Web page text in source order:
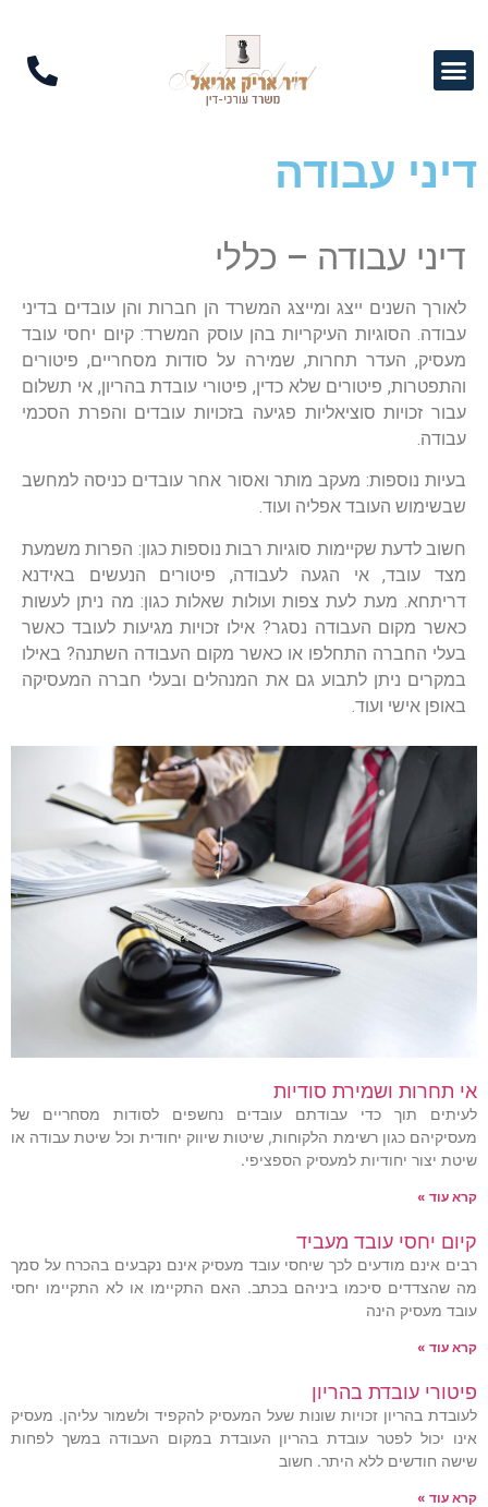
דיני עבודה
דיני עבודה – כללי
לאורך השנים ייצג ומייצג המשרד הן חברות והן עובדים בדיני
עבודה. הסוגיות העיקריות בהן עוסק המשרד: קיום יחסי עובד
מעסיק, העדר תחרות, שמירה על סודות מסחריים, פיטורים
והתפטרות, פיטורים שלא כדין, פיטורי עובדת בהריון, אי תשלום
עבור זכויות סוציאליות פגיעה בזכויות עובדים והפרת הסכמי
עבודה.
בעיות נוספות: מעקב מותר ואסור אחר עובדים כניסה למחשב
שבשימוש העובד אפליה ועוד.
חשוב לדעת שקיימות סוגיות רבות נוספות כגון: הפרות משמעת
מצד עובד, אי הגעה לעבודה, פיטורים הנעשים באידנא
דריתחא. מעת לעת צפות ועולות שאלות כגון: מה ניתן לעשות
כאשר מקום העבודה נסגר? אילו זכויות מגיעות לעובד כאשר
בעלי החברה התחלפו או כאשר מקום העבודה השתנה? באילו
במקרים ניתן לתבוע גם את המנהלים ובעלי חברה המעסיקה
באופן אישי ועוד.
אי תחרות ושמירת סודיות
לעיתים תוך כדי עבודתם עובדים נחשפים לסודות מסחריים של
מעסיקיהם כגון רשימת הלקוחות, שיטות שיווק יחודית וכל שיטת עבודה או
שיטת יצור יחודיות למעסיק הספציפי.
קרא עוד »
קיום יחסי עובד מעביד
רבים אינם מודעים לכך שיחסי עובד מעסיק אינם נקבעים בהכרח על סמך
מה שהצדדים סיכמו ביניהם בכתב. האם התקיימו או לא התקיימו יחסי
עובד מעסיק הינה
קרא עוד »
פיטורי עובדת בהריון
לעובדת בהריון זכויות שונות שעל המעסיק להקפיד ולשמור עליהן. מעסיק
אינו יכול לפטר עובדת בהריון העובדת במקום העבודה במשך לפחות
שישה חודשים ללא היתר. חשוב
קרא עוד »